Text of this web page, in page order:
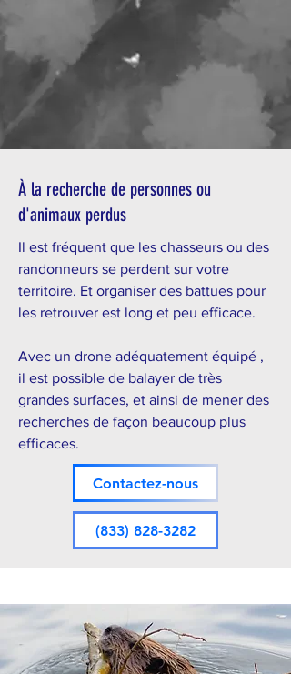
À la recherche de personnes ou
d'animaux perdus
Il est fréquent que les chasseurs ou des
randonneurs se perdent sur votre
territoire. Et organiser des battues pour
les retrouver est long et peu efficace.
Avec un drone adéquatement équipé ,
il est possible de balayer de très
grandes surfaces, et ainsi de mener des
recherches de façon beaucoup plus
efficaces.
Contactez-nous
(833) 828-3282